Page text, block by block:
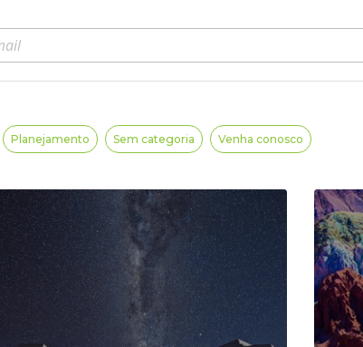
Planejamento Sem categoria Venha conosco